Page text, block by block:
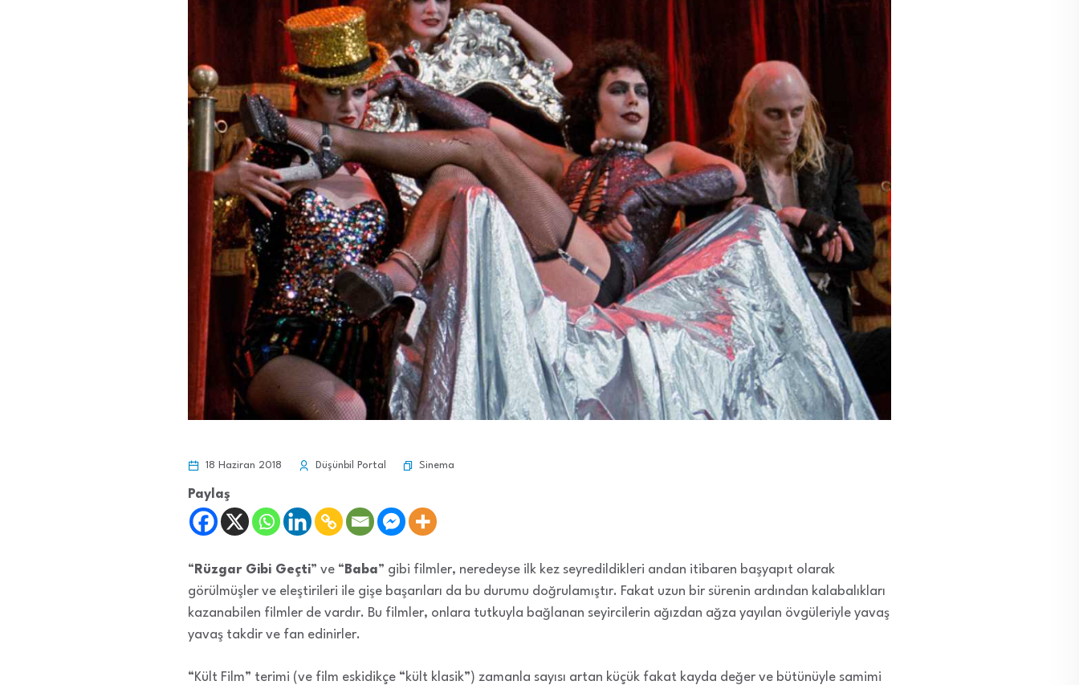
18 Haziran 2018 Düşünbil Portal Sinema
Paylaş
“ Rüzgar Gibi Geçti” ve “ Baba” gibi filmler, neredeyse ilk kez seyredildikleri andan itibaren başyapıt olarak
görülmüşler ve eleştirileri ile gişe başarıları da bu durumu doğrulamıştır. Fakat uzun bir sürenin ardından kalabalıkları
kazanabilen filmler de vardır. Bu filmler, onlara tutkuyla bağlanan seyircilerin ağızdan ağza yayılan övgüleriyle yavaş
yavaş takdir ve fan edinirler.
“Kült Film” terimi (ve film eskidikçe “kült klasik”) zamanla sayısı artan küçük fakat kayda değer ve bütünüyle samimi